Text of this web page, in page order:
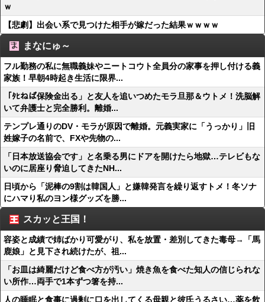
ｗ
【悲劇】出会い系で見つけた相手が嫁だった結果ｗｗｗｗ
まなにゅ～
フル勤務の私に無職義妹やニートコウト全員分の家事を押し付ける義
家族！早朝4時起き生活に限界...
「ﾀﾋねば保険金出る」と友人を追いつめたモラ旦那＆ウトメ！洗脳解
いて弁護士と完全勝利。離婚...
テンプレ通りのDV・モラが原因で離婚。元義実家に「うっかり」旧
姓嫁子の名前で、FXや先物の...
「日本放送協会です」と名乗る男にドアを開けたら地獄…テレビもな
いのに居座り脅迫してきたNH...
日頃から「泥棒の9割は韓国人」と嫌韓発言を繰り返すトメ！冬ソナ
にハマり私のヨン様グッズを勝...
スカッと王国！
容姿と成績で姉ばかり可愛がり、私を放置・差別してきた毒母→「馬
鹿娘」と見下され続けたが、祖...
「お皿は綺麗だけど食べ方が汚い」焼き魚を食べた知人の信じられな
い所作…両手で1本ずつ箸を持...
人の睡眠と食事に過剰に口を出してくる母親と彼氏うるさい…薬を飲